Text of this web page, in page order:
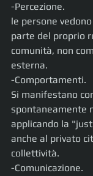
-Percezione.
le persone
parte del proprio
comunità, non
esterna.
-Comportamenti.
Si manifestano
spontaneamente
applicando la
anche al privato
collettività.
-Comunicazione.